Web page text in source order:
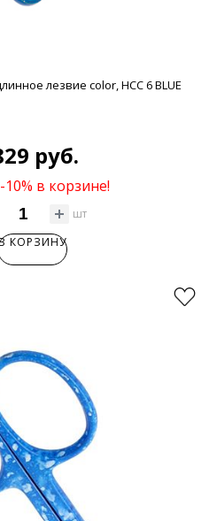
лезвие color, HCC 6 BLUE
руб.
в корзине!
шт
КОРЗИНУ